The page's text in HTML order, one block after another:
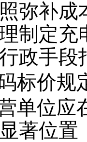
弥补
制定充
政手
标价规
单位应
著位